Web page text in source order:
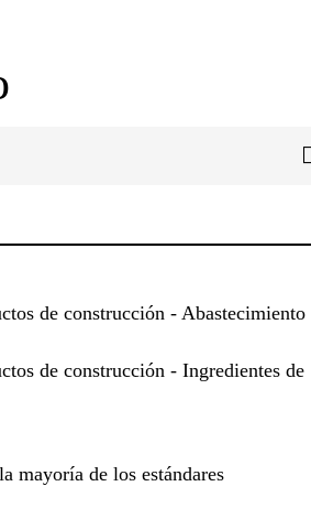
de construcción - Abastecimiento
de construcción - Ingredientes de
mayoría de los estándares